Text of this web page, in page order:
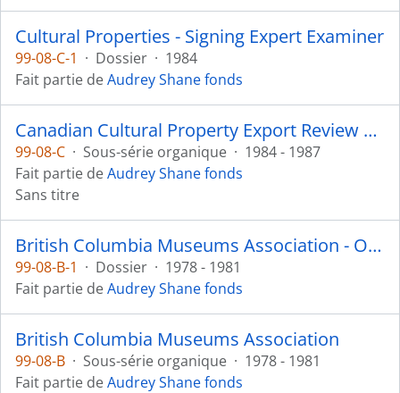
Cultural Properties - Signing Expert Examiner
99-08-C-1 · Dossier · 1984
Fait partie deAudrey Shane fonds
Canadian Cultural Property Export Review Board
99-08-C · Sous-série organique · 1984 - 1987
Fait partie deAudrey Shane fonds
Sans titre
British Columbia Museums Association - Ownership Committee
99-08-B-1 · Dossier · 1978 - 1981
Fait partie deAudrey Shane fonds
British Columbia Museums Association
99-08-B · Sous-série organique · 1978 - 1981
Fait partie deAudrey Shane fonds